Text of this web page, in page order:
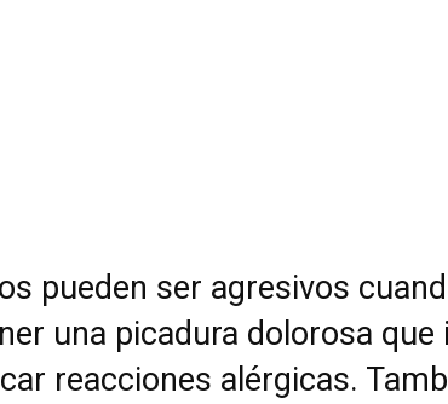
pueden ser agresivos
una picadura dolorosa que
reacciones alérgicas.